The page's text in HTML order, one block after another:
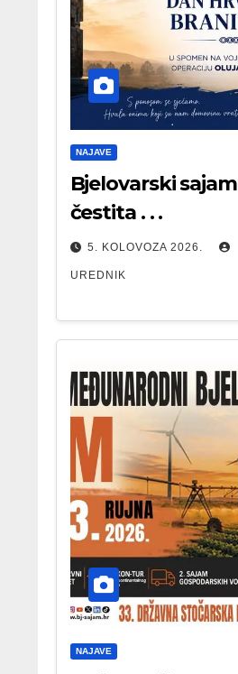
NAJAVE
Bjelovarski sajam
čestita . . .
5. KOLOVOZA 2026.
UREDNIK
NAJAVE